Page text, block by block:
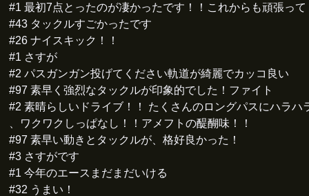
#1 最初7点とったのが凄かったです！！これからも頑張っ
#43 タックルすごかったです
#26 ナイスキック！！
#1 さすが
#2 パスガンガン投げてください軌道が綺麗でカッコ良い
#97 素早く強烈なタックルが印象的でした！ファイト
#2 素晴らしいドライブ！！ たくさんのロングパスにハラハ
、ワクワクしっぱなし！！アメフトの醍醐味！！
#97 素早い動きとタックルが、格好良かった！
#3 さすがです
#1 今年のエースまだまだいける
#32 うまい！